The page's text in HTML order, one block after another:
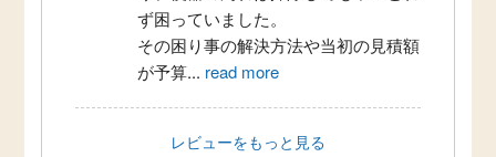
ず困っていました。
その困り事の解決方法や当初の見積額
が予算... read more
レビューをもっと見る